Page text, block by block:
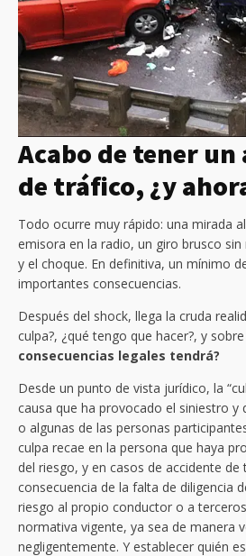
Acabo de tener un
de tráfico, ¿y
Todo ocurre muy rápido: una mirada
emisora en la radio, un giro brusco
y el choque. En definitiva, un mínimo
importantes consecuencias.
Después del shock, llega la cruda
culpa?, ¿qué tengo que hacer?, y
consecuencias legales tendrá?
Desde un punto de vista jurídico, la
causa que ha provocado el siniestro y
o algunas de las personas
culpa recae en la persona que haya
del riesgo, y en casos de accidente
consecuencia de la falta de diligencia
riesgo al propio conductor o a
normativa vigente, ya sea de manera
negligentemente. Y establecer quién